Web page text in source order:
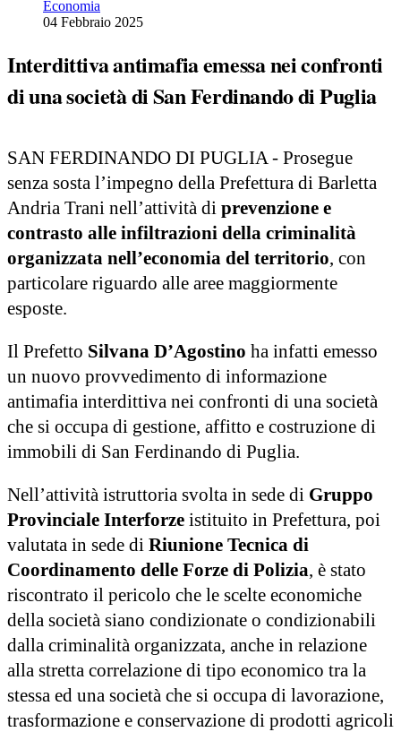
Economia
04 Febbraio 2025
Interdittiva antimafia emessa nei confronti
di una società di San Ferdinando di Puglia
SAN FERDINANDO DI PUGLIA - Prosegue
senza sosta l’impegno della Prefettura di Barletta
Andria Trani nell’attività di prevenzione e
contrasto alle infiltrazioni della criminalità
organizzata nell’economia del territorio, con
particolare riguardo alle aree maggiormente
esposte.
Il Prefetto Silvana D’Agostino ha infatti emesso
un nuovo provvedimento di informazione
antimafia interdittiva nei confronti di una società
che si occupa di gestione, affitto e costruzione di
immobili di San Ferdinando di Puglia.
Nell’attività istruttoria svolta in sede di Gruppo
Provinciale Interforze istituito in Prefettura, poi
valutata in sede di Riunione Tecnica di
Coordinamento delle Forze di Polizia, è stato
riscontrato il pericolo che le scelte economiche
della società siano condizionate o condizionabili
dalla criminalità organizzata, anche in relazione
alla stretta correlazione di tipo economico tra la
stessa ed una società che si occupa di lavorazione,
trasformazione e conservazione di prodotti agricoli